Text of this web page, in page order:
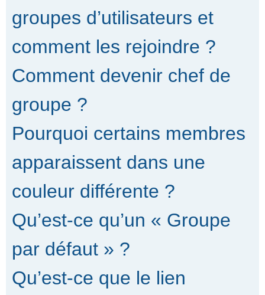
groupes d’utilisateurs et
comment les rejoindre ?
Comment devenir chef de
groupe ?
Pourquoi certains membres
apparaissent dans une
couleur différente ?
Qu’est-ce qu’un « Groupe
par défaut » ?
Qu’est-ce que le lien